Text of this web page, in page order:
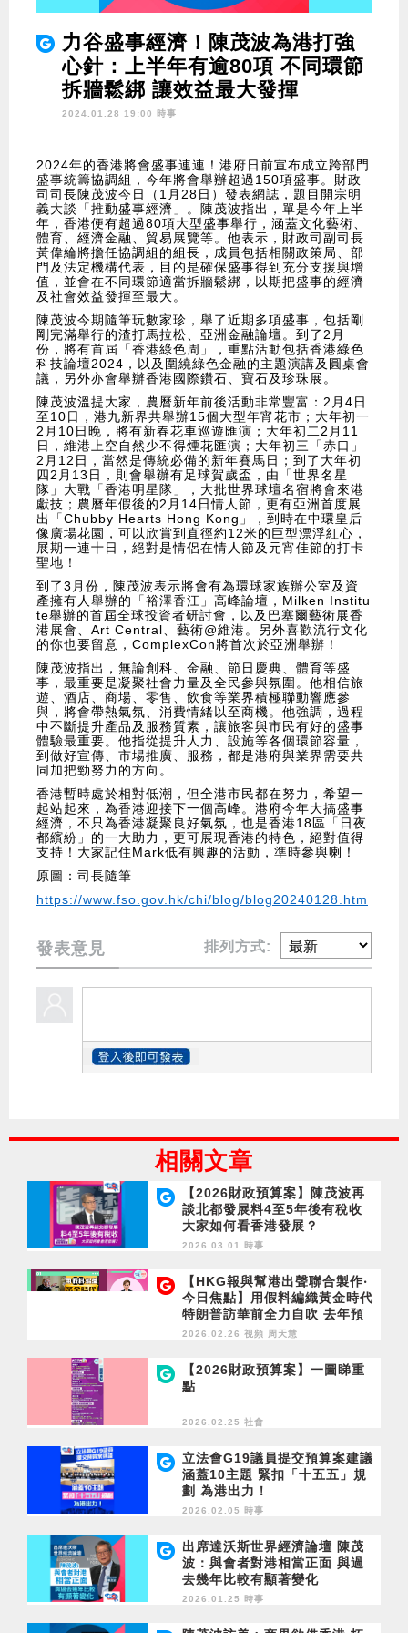
力谷盛事經濟！陳茂波為港打強
心針：上半年有逾80項 不同環節
拆牆鬆綁 讓效益最大發揮
2024.01.28 19:00 時事
2024年的香港將會盛事連連！港府日前宣布成立跨部門
盛事統籌協調組，今年將會舉辦超過150項盛事。財政
司司長陳茂波今日（1月28日）發表網誌，題目開宗明
義大談「推動盛事經濟」。陳茂波指出，單是今年上半
年，香港便有超過80項大型盛事舉行，涵蓋文化藝術、
體育、經濟金融、貿易展覽等。他表示，財政司副司長
黃偉綸將擔任協調組的組長，成員包括相關政策局、部
門及法定機構代表，目的是確保盛事得到充分支援與增
值，並會在不同環節適當拆牆鬆綁，以期把盛事的經濟
及社會效益發揮至最大。
陳茂波今期隨筆玩數家珍，舉了近期多項盛事，包括剛
剛完滿舉行的渣打馬拉松、亞洲金融論壇。到了2月
份，將有首屆「香港綠色周」，重點活動包括香港綠色
科技論壇2024，以及圍繞綠色金融的主題演講及圓桌會
議，另外亦會舉辦香港國際鑽石、寶石及珍珠展。
陳茂波溫提大家，農曆新年前後活動非常豐富：2月4日
至10日，港九新界共舉辦15個大型年宵花市；大年初一
2月10日晚，將有新春花車巡遊匯演；大年初二2月11
日，維港上空自然少不得煙花匯演；大年初三「赤口」
2月12日，當然是傳統必備的新年賽馬日；到了大年初
四2月13日，則會舉辦有足球賀歲盃，由「世界名星
隊」大戰「香港明星隊」，大批世界球壇名宿將會來港
獻技；農曆年假後的2月14日情人節，更有亞洲首度展
出「Chubby Hearts Hong Kong」，到時在中環皇后
像廣場花園，可以欣賞到直徑約12米的巨型漂浮紅心，
展期一連十日，絕對是情侶在情人節及元宵佳節的打卡
聖地！
到了3月份，陳茂波表示將會有為環球家族辦公室及資
產擁有人舉辦的「裕澤香江」高峰論壇，Milken Institu
te舉辦的首屆全球投資者研討會，以及巴塞爾藝術展香
港展會、Art Central、藝術@維港。另外喜歡流行文化
的你也要留意，ComplexCon將首次於亞洲舉辦！
陳茂波指出，無論創科、金融、節日慶典、體育等盛
事，最重要是凝聚社會力量及全民參與氛圍。他相信旅
遊、酒店、商場、零售、飲食等業界積極聯動響應參
與，將會帶熱氣氛、消費情緒以至商機。他強調，過程
中不斷提升產品及服務質素，讓旅客與市民有好的盛事
體驗最重要。他指從提升人力、設施等各個環節容量，
到做好宣傳、市場推廣、服務，都是港府與業界需要共
同加把勁努力的方向。
香港暫時處於相對低潮，但全港市民都在努力，希望一
起站起來，為香港迎接下一個高峰。港府今年大搞盛事
經濟，不只為香港凝聚良好氣氛，也是香港18區「日夜
都繽紛」的一大助力，更可展現香港的特色，絕對值得
支持！大家記住Mark低有興趣的活動，準時參與喇！
原圖：司長隨筆
https://www.fso.gov.hk/chi/blog/blog20240128.htm
發表意見 排列方式:
相關文章
【2026財政預算案】陳茂波再
談北都發展料4至5年後有稅收
大家如何看香港發展？
2026.03.01 時事
【HKG報與幫港出聲聯合製作‧
今日焦點】用假料編織黃金時代
特朗普訪華前全力自吹 去年預
算案愁雲慘霧 今年香港人看到
2026.02.26 視頻 周天慧
【2026財政預算案】一圖睇重
點
2026.02.25 社會
立法會G19議員提交預算案建議
涵蓋10主題 緊扣「十五五」規
劃 為港出力！
2026.02.05 時事
出席達沃斯世界經濟論壇 陳茂
波：與會者對港相當正面 與過
去幾年比較有顯著變化
2026.01.25 時事